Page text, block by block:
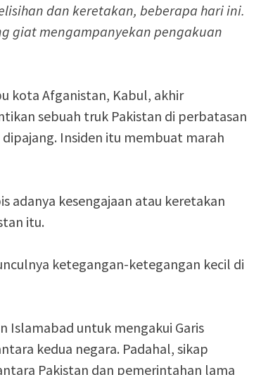
dan keretakan, beberapa hari ini.
giat mengampanyekan pengakuan
kota Afganistan, Kabul, akhir
sebuah truk Pakistan di perbatasan
Insiden itu membuat marah
adanya kesengajaan atau keretakan
itu.
ketegangan-ketegangan kecil di
Islamabad untuk mengakui Garis
kedua negara. Padahal, sikap
Pakistan dan pemerintahan lama